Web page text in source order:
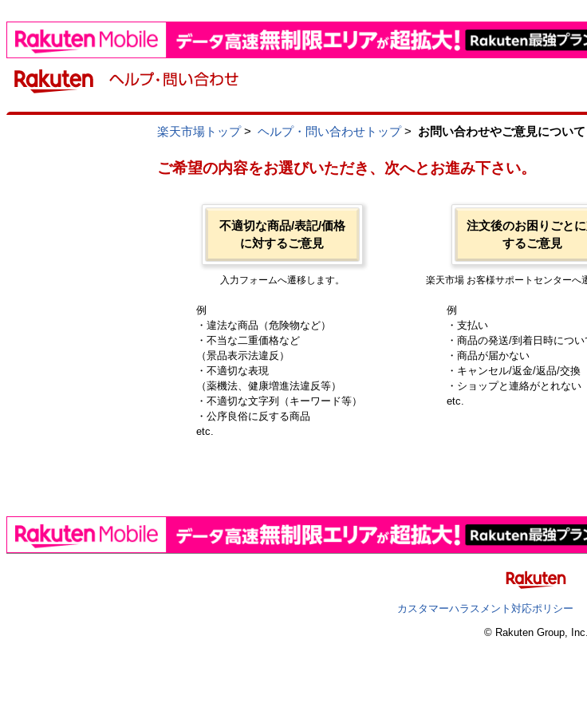
楽天市場トップ> ヘルプ・問い合わせトップ> お問い合わせやご意見について
ご希望の内容をお選びいただき、次へとお進み下さい。
不適切な商品/表記/価格
に対するご意見
入力フォームへ遷移します。
例
・違法な商品（危険物など）
・不当な二重価格など
（景品表示法違反）
・不適切な表現
（薬機法、健康増進法違反等）
・不適切な文字列（キーワード等）
・公序良俗に反する商品
etc.
注文後のお困りごと
するご意見
楽天市場 お客様サポートセンターへ
例
・支払い
・商品の発送/到着日時につい
・商品が届かない
・キャンセル/返金/返品/交換
・ショップと連絡がとれない
etc.
カスタマーハラスメント対応ポリシー
© Rakuten Group, Inc.